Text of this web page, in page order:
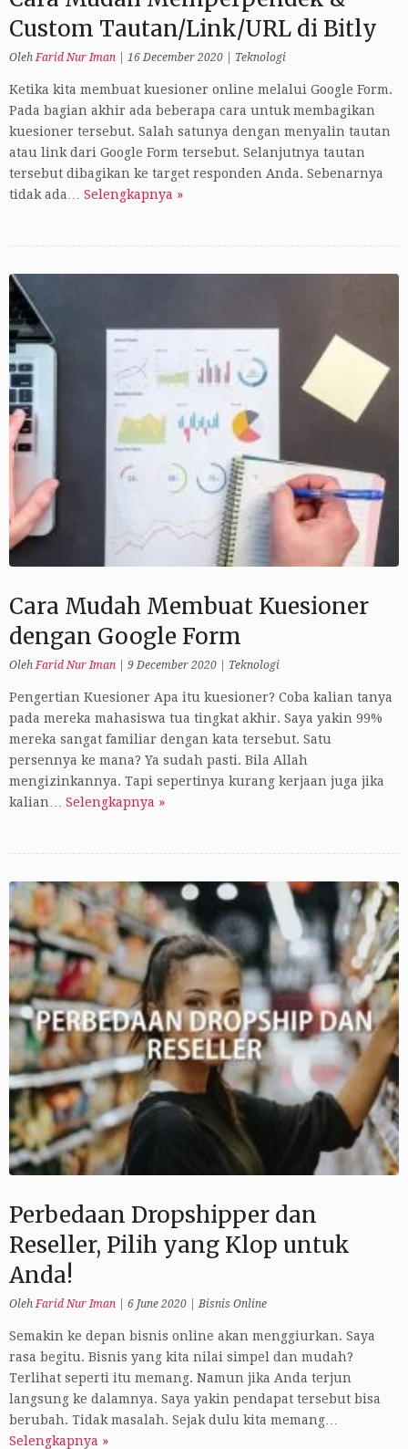
Custom Tautan/Link/URL di Bitly
Oleh Farid Nur Iman 16 December 2020 Teknologi
Ketika kita membuat kuesioner online melalui Google Form.
Pada bagian akhir ada beberapa cara untuk membagikan
kuesioner tersebut. Salah satunya dengan menyalin tautan
atau link dari Google Form tersebut. Selanjutnya tautan
tersebut dibagikan ke target responden Anda. Sebenarnya
tidak ada… Selengkapnya »
Cara Mudah Membuat Kuesioner
dengan Google Form
OlehFarid Nur Iman 9 December 2020 Teknologi
Pengertian Kuesioner Apa itu kuesioner? Coba kalian tanya
pada mereka mahasiswa tua tingkat akhir. Saya yakin 99%
mereka sangat familiar dengan kata tersebut. Satu
persennya ke mana? Ya sudah pasti. Bila Allah
mengizinkannya. Tapi sepertinya kurang kerjaan juga jika
kalian… Selengkapnya »
Perbedaan Dropshipper dan
Reseller, Pilih yang Klop untuk
Anda!
Oleh Farid Nur Iman 6 June 2020 Bisnis Online
Semakin ke depan bisnis online akan menggiurkan. Saya
rasa begitu. Bisnis yang kita nilai simpel dan mudah?
Terlihat seperti itu memang. Namun jika Anda terjun
langsung ke dalamnya. Saya yakin pendapat tersebut bisa
berubah. Tidak masalah. Sejak dulu kita memang…
Selengkapnya »